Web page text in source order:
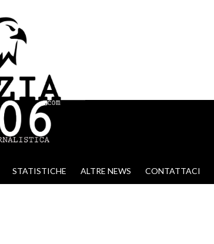
STATISTICHE ALTRE NEWS CONTATTACI